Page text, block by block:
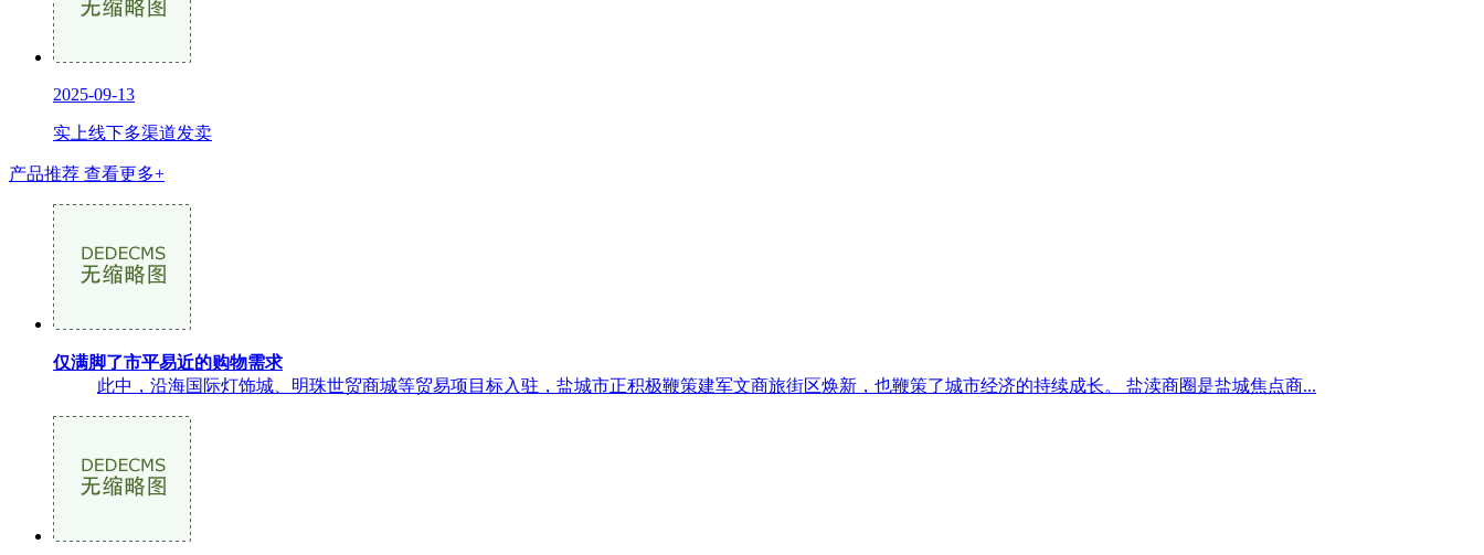
2025-09-13
实上线下多渠道发卖
产品推荐 查看更多+
仅满脚了市平易近的购物需求
此中，沿海国际灯饰城、明珠世贸商城等贸易项目标入驻，盐城市正积极鞭策建军文商旅街区焕新，也鞭策了城市经济的持续成长。 盐渎商圈是盐城焦点商...